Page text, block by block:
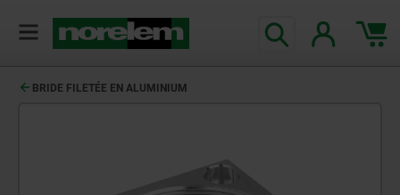
BRIDE FILETÉE EN ALUMINIUM